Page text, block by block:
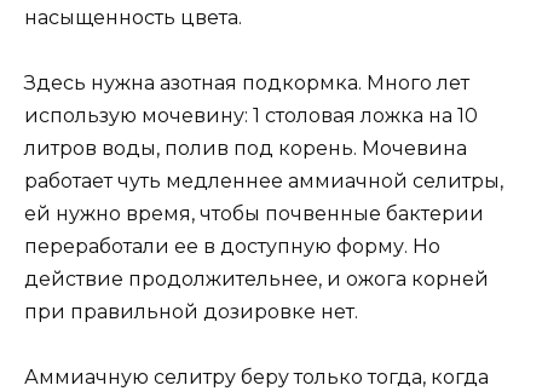
насыщенность цвета.
Здесь нужна азотная подкормка. Много лет
использую мочевину: 1 столовая ложка на 10
литров воды, полив под корень. Мочевина
работает чуть медленнее аммиачной селитры,
ей нужно время, чтобы почвенные бактерии
переработали ее в доступную форму. Но
действие продолжительнее, и ожога корней
при правильной дозировке нет.
Аммиачную селитру беру только тогда, когда